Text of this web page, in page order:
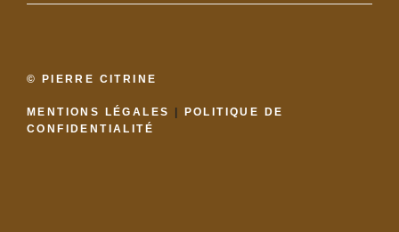
© PIERRE CITRINE
MENTIONS LÉGALES
POLITIQUE DE
CONFIDENTIALITÉ